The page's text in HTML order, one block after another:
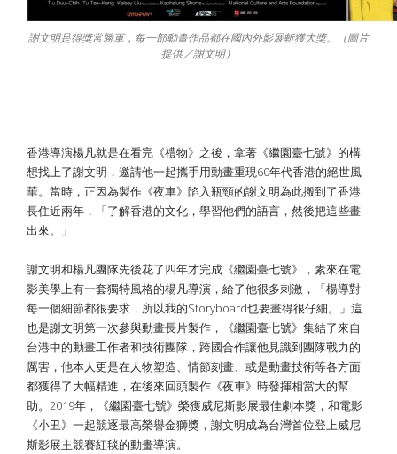
​謝文明是得獎常勝軍，每一部動畫作品都在國內外影展斬獲大獎。（圖片
提供／謝文明）
香港導演楊凡就是在看完《禮物》之後，拿著《繼園臺七號》的構
想找上了謝文明，邀請他一起攜手用動畫重現60年代香港的絕世風
華。當時，正因為製作《夜車》陷入瓶頸的謝文明為此搬到了香港
長住近兩年，「了解香港的文化，學習他們的語言，然後把這些畫
出來。」
謝文明和楊凡團隊先後花了四年才完成《繼園臺七號》，素來在電
影美學上有一套獨特風格的楊凡導演，給了他很多刺激，「楊導對
每一個細節都很要求，所以我的Storyboard也要畫得很仔細。」這
也是謝文明第一次參與動畫長片製作，《繼園臺七號》集結了來自
台港中的動畫工作者和技術團隊，跨國合作讓他見識到團隊戰力的
厲害，他本人更是在人物塑造、情節刻畫、或是動畫技術等各方面
都獲得了大幅精進，在後來回頭製作《夜車》時發揮相當大的幫
助。2019年，《繼園臺七號》榮獲威尼斯影展最佳劇本獎，和電影
《小丑》一起競逐最高榮譽金獅獎，謝文明成為台灣首位登上威尼
斯影展主競賽紅毯的動畫導演。